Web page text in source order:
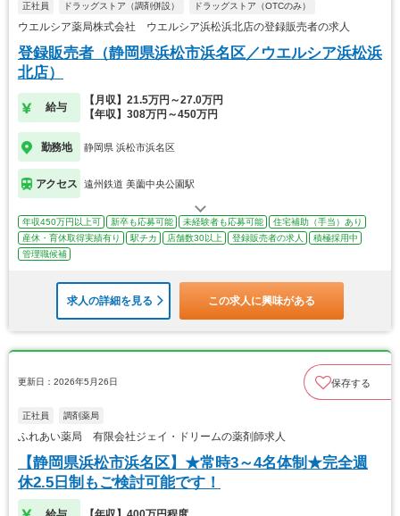
正社員 ドラッグストア（調剤併設） ドラッグストア（OTCのみ）
ウエルシア薬局株式会社 ウエルシア浜松浜北店の登録販売者の求人
登録販売者（静岡県浜松市浜名区／ウエルシア浜松浜
北店）
給与
【月収】21.5万円～27.0万円
【年収】308万円～450万円
勤務地 静岡県 浜松市浜名区
アクセス 遠州鉄道 美薗中央公園駅
年収450万円以上可 新卒も応募可能 未経験者も応募可能
住宅補助（手当）あり
産休・育休取得実績有り
駅チカ 店舗数30以上 登録販売者の求人
積極採用中
管理職候補
求人の詳細を見る この求人に興味がある
更新日：2026年5月26日 保存する
正社員 調剤薬局
ふれあい薬局 有限会社ジェイ・ドリームの薬剤師求人
【静岡県浜松市浜名区】★常時3～4名体制★完全週
休2.5日制もご検討可能です！